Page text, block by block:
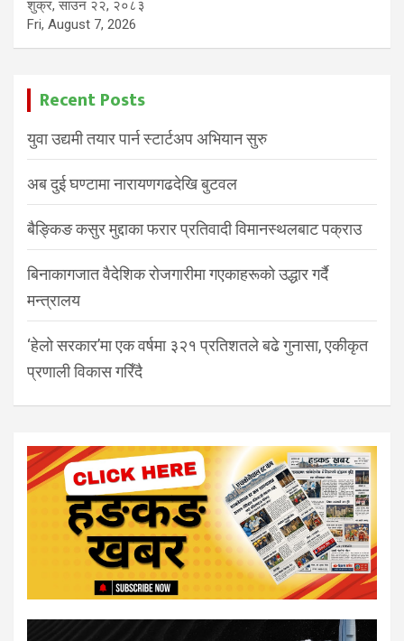
शुक्र, साउन २२, २०८३
Fri, August 7, 2026
Recent Posts
युवा उद्यमी तयार पार्न स्टार्टअप अभियान सुरु
अब दुई घण्टामा नारायणगढदेखि बुटवल
बैङ्किङ कसुर मुद्दाका फरार प्रतिवादी विमानस्थलबाट पक्राउ
बिनाकागजात वैदेशिक रोजगारीमा गएकाहरूको उद्धार गर्दै
मन्त्रालय
‘हेलो सरकार’मा एक वर्षमा ३२१ प्रतिशतले बढे गुनासा, एकीकृत
प्रणाली विकास गरिँदै